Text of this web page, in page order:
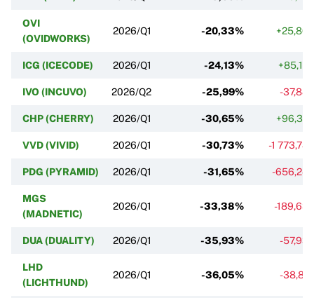
OVI
(OVIDWORKS)
2026/Q1 -20,33%
ICG (ICECODE) 2026/Q1 -24,13%
IVO (INCUVO) 2026/Q2 -25,99% -
CHP (CHERRY) 2026/Q1 -30,65%
VVD (VIVID) 2026/Q1 -30,73% -1
PDG (PYRAMID) 2026/Q1 -31,65% -
MGS
(MADNETIC)
2026/Q1 -33,38% -
DUA (DUALITY) 2026/Q1 -35,93% -
LHD
(LICHTHUND)
2026/Q1 -36,05% -